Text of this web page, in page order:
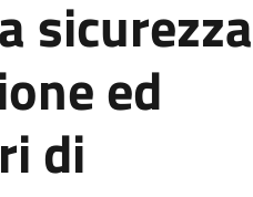
sicurezza
ed
di